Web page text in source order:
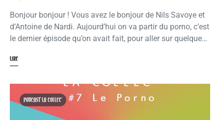
Bonjour bonjour ! Vous avez le bonjour de Nils Savoye et
d’Antoine de Nardi. Aujourd’hui on va partir du porno, c’est
le dernier épisode qu’on avait fait, pour aller sur quelque…
LIRE
PODCAST LA COLLEC'